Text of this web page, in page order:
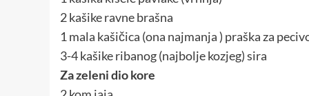
2 kašike ravne brašna
1 mala kašičica (ona najmanja ) praška za
3-4 kašike ribanog (najbolje kozjeg) sira
Za zeleni dio kore